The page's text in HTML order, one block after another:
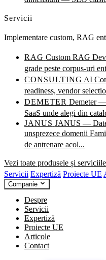
Servicii
Implementare custom, RAG
RAG Custom RAG
grade peste corpus-uri
CONSULTING AI
readiness, vendor
DEMETER Demeter
SaaS unde alegi din
JANUS JANUS — Date
unsprezece domenii
de antrenare acol...
Vezi toate produsele și
Servicii Expertiză Proiecte UE
Companie
Despre
Servicii
Expertiză
Proiecte UE
Articole
Contact